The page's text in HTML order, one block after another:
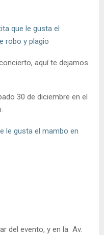
que le gusta el
robo y plagio
aquí te dejamos
30 de diciembre en el
le gusta el mambo en
del evento, y en la Av.